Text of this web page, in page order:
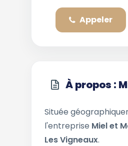
Appeler
À propos :
Située
l'entreprise Miel et
Les Vigneaux.